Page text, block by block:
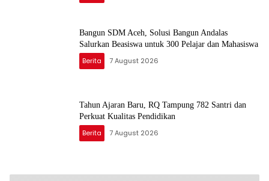
Bangun SDM Aceh, Solusi Bangun Andalas
Salurkan Beasiswa untuk 300 Pelajar dan Mahasiswa
Berita 7 August 2026
Tahun Ajaran Baru, RQ Tampung 782 Santri dan
Perkuat Kualitas Pendidikan
Berita 7 August 2026